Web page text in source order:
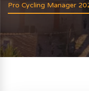
Pro Cycling Manager